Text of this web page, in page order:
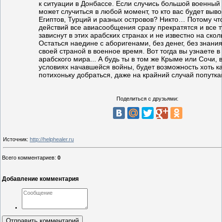
к ситуации в Донбассе. Если случись большой военный
может случиться в любой момент, то кто вас будет
Египтов, Турций и разных островов? Никто… Потому
действий все авиасообщения сразу прекратятся и все
зависнут в этих арабских странах и не известно на
Остаться наедине с аборигенами, без денег, без
своей страной в военное время. Вот тогда вы узнаете
арабского мира... А будь ты в том же Крыме или Сочи,
условиях начавшейся войны, будет возможность хоть
потихоньку добраться, даже на крайний случай
Поделиться с друзьями:
Источник: http://helphealer.ru
Всего комментариев: 0
Добавление комментария